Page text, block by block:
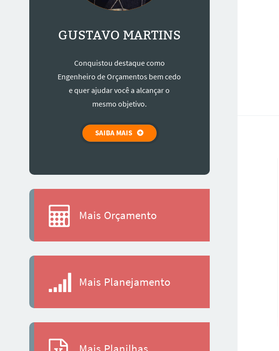
GUSTAVO MARTINS
Conquistou destaque como
Engenheiro de Orçamentos bem cedo
e quer ajudar você a alcançar o
mesmo objetivo.
SAIBA MAIS
Mais Orçamento
Mais Planejamento
Mais Planilhas